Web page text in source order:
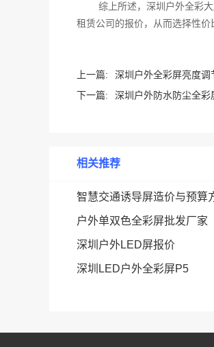
综上所述，深圳户外全彩
租赁公司的报价，从而选择性价
上一篇:
深圳户外全彩屏亮度调
下一篇:
深圳户外防水防尘全彩
相关推荐
智慧交通诱导屏造价与预算
户外单双色全彩屏批发厂家
深圳户外LED屏报价
深圳LED户外全彩屏P5